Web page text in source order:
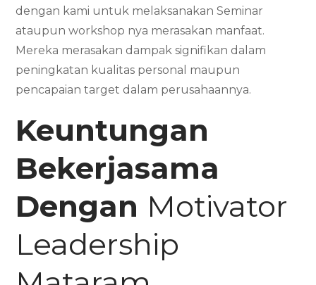
dengan kami untuk melaksanakan Seminar
ataupun workshop nya merasakan manfaat.
Mereka merasakan dampak signifikan dalam
peningkatan kualitas personal maupun
pencapaian target dalam perusahaannya.
Keuntungan
Bekerjasama
Dengan Motivator
Leadership